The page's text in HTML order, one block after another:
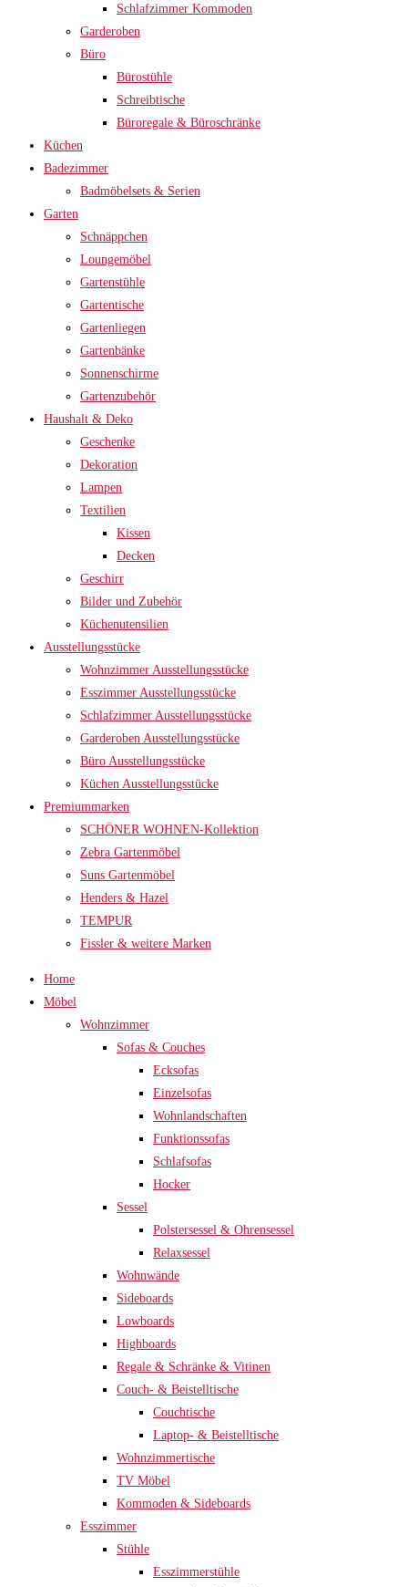
Schlafzimmer Kommoden
Garderoben
Büro
Bürostühle
Schreibtische
Büroregale & Büroschränke
Küchen
Badezimmer
Badmöbelsets & Serien
Garten
Schnäppchen
Loungemöbel
Gartenstühle
Gartentische
Gartenliegen
Gartenbänke
Sonnenschirme
Gartenzubehör
Haushalt & Deko
Geschenke
Dekoration
Lampen
Textilien
Kissen
Decken
Geschirr
Bilder und Zubehör
Küchenutensilien
Ausstellungsstücke
Wohnzimmer Ausstellungsstücke
Esszimmer Ausstellungsstücke
Schlafzimmer Ausstellungsstücke
Garderoben Ausstellungsstücke
Büro Ausstellungsstücke
Küchen Ausstellungsstücke
Premiummarken
SCHÖNER WOHNEN-Kollektion
Zebra Gartenmöbel
Suns Gartenmöbel
Henders & Hazel
TEMPUR
Fissler & weitere Marken
Home
Möbel
Wohnzimmer
Sofas & Couches
Ecksofas
Einzelsofas
Wohnlandschaften
Funktionssofas
Schlafsofas
Hocker
Sessel
Polstersessel & Ohrensessel
Relaxsessel
Wohnwände
Sideboards
Lowboards
Highboards
Regale & Schränke & Vitinen
Couch- & Beistelltische
Couchtische
Laptop- & Beistelltische
Wohnzimmertische
TV Möbel
Kommoden & Sideboards
Esszimmer
Stühle
Esszimmerstühle